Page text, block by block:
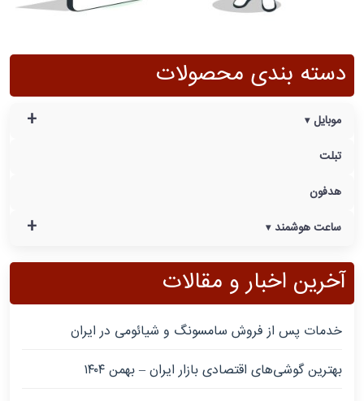
دسته بندی محصولات
+
موبایل
تبلت
هدفون
+ ساعت هوشمند
آخرین اخبار و مقالات
خدمات پس از فروش سامسونگ و شیائومی در ایران
بهترین گوشی‌های اقتصادی بازار ایران – بهمن ۱۴۰۴